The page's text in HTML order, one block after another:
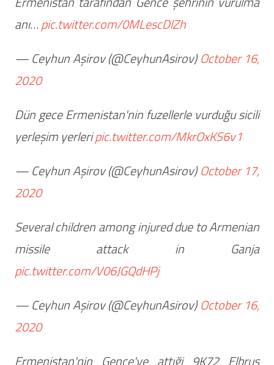
anı…pic.twitter.com/0MLescDlZh
— Ceyhun Aşirov (@CeyhunAsirov)October 16,
2020
Dün gece Ermenistan'nin fuzellerle vurduğu sicili
yerleşim yerleripic.twitter.com/MkrOxKS6v1
— Ceyhun Aşirov (@CeyhunAsirov)October 17,
2020
Several children among injured due to Armenian
missile attack in Ganja
pic.twitter.com/V06JGQdHPj
— Ceyhun Aşirov (@CeyhunAsirov)October 16,
2020
Ermenistan'nin Gence'ye attıği 9K72 Elbrus